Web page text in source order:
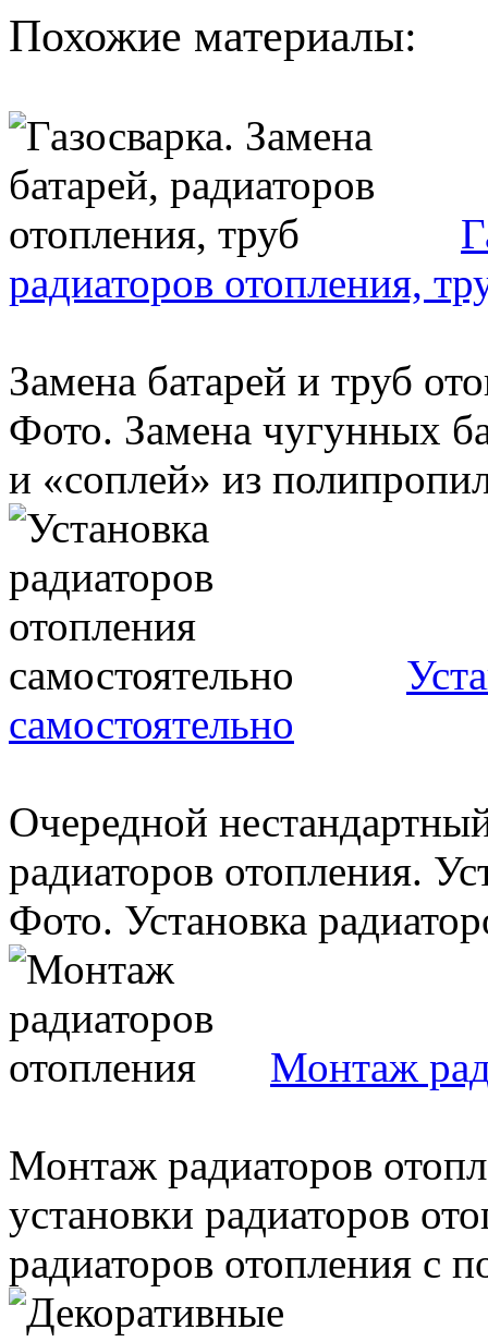
Похожие материалы:
радиаторов отопления,
Замена батарей и труб
Фото. Замена чугунных
и «соплей» из
самостоятельно
Очередной
радиаторов отопления.
Фото. Установка
Монтаж
Монтаж радиаторов
установки радиаторов
радиаторов отопления с